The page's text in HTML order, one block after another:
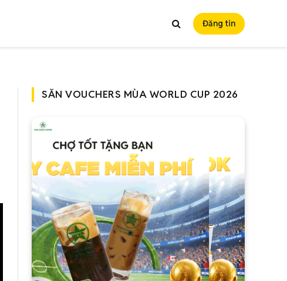
Đăng tin
SĂN VOUCHERS MÙA WORLD CUP 2026